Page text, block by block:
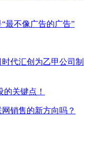
最不像广告的广告”
代汇创为乙甲公司制
关键点！
销售的新方向吗？